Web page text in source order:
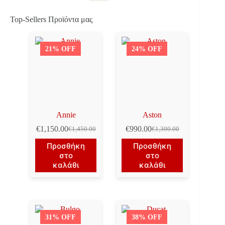
Top-Sellers Προϊόντα μας
21% OFF
Annie
€1,450.00
Original
price
was:
€1,450.00.
€1,150.00Η
τρέχουσα
τιμή
είναι:
€1,150.00.
Προσθήκη
στο
καλάθι
24% OFF
Aston
€1,300.00
Original
price
was:
€1,300.00.
€990.00Η
τρέχουσα
τιμή
είναι:
€990.00.
Προσθήκη
στο
καλάθι
31% OFF 38% OFF